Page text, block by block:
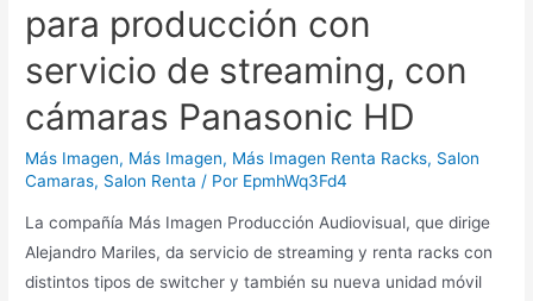
para producción con
servicio de streaming, con
cámaras Panasonic HD
Más Imagen, Más Imagen, Más Imagen Renta Racks, Salon
Camaras, Salon Renta / Por EpmhWq3Fd4
La compañía Más Imagen Producción Audiovisual, que dirige
Alejandro Mariles, da servicio de streaming y renta racks con
distintos tipos de switcher y también su nueva unidad móvil